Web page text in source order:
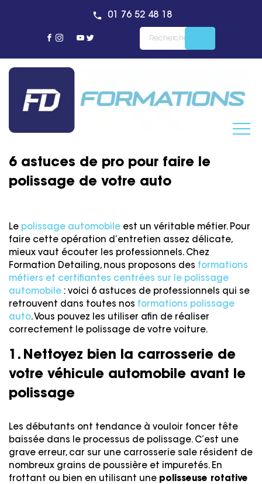
01 76 52 48 18
6 astuces de pro pour faire le
polissage de votre auto
Le polissage automobile est un véritable métier. Pour
faire cette opération d’entretien assez délicate,
mieux vaut écouter les professionnels. Chez
Formation Detailing, nous proposons des formations
métiers et certifiantes centrées sur le polissage
automobile : voici 6 astuces de professionnels qui se
retrouvent dans toutes nos formations polissage
auto. Vous pouvez les utiliser afin de réaliser
correctement le polissage de votre voiture.
1. Nettoyez bien la carrosserie de
votre véhicule automobile avant le
polissage
Les débutants ont tendance à vouloir foncer tête
baissée dans le processus de polissage. C’est une
grave erreur, car sur une carrosserie sale résident de
nombreux grains de poussière et impuretés. En
frottant ou bien en utilisant une polisseuse rotative